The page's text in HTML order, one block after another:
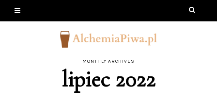
MONTHLY ARCHIVES
lipiec 2022